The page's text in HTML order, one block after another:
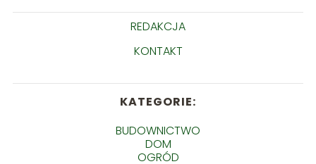
REDAKCJA
KONTAKT
KATEGORIE:
BUDOWNICTWO
DOM
OGRÓD